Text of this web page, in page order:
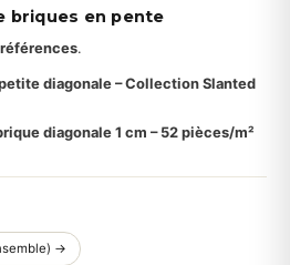
briques en pente
.
diagonale – Collection Slanted
diagonale 1 cm – 52 pièces/m²
→